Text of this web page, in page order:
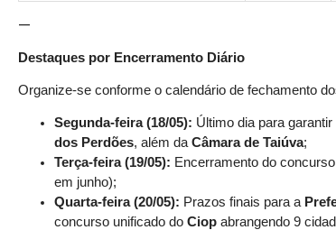
—
Destaques por Encerramento Diário
Organize-se conforme o calendário de fechamento
Segunda-feira (18/05): Último dia para
dos Perdões, além da Câmara de Taiúva;
Terça-feira (19/05): Encerramento do
em junho);
Quarta-feira (20/05): Prazos finais para a
concurso unificado do Ciop abrangendo 9